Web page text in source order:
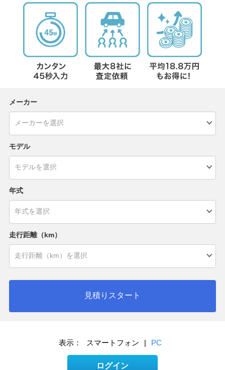
メーカー
モデル
年式
走行距離（km）
見積りスタート
表示： スマートフォン | PC
ログイン